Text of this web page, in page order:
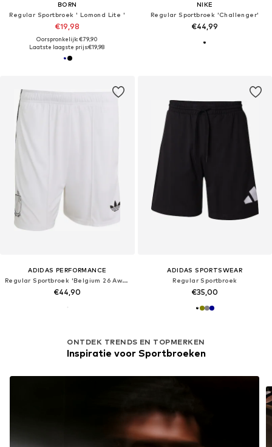
BORN
Regular Sportbroek ' Lomond Lite '
€19,98
Oorspronkelijk: €79,90
Laatste laagste prijs:€19,98
NIKE
Regular Sportbroek 'Challenger'
€44,99
ADIDAS PERFORMANCE
Regular Sportbroek 'Belgium 26 Away'
€44,90
ADIDAS SPORTSWEAR
Regular Sportbroek
€35,00
ONTDEK TRENDS EN TOPMERKEN
Inspiratie voor Sportbroeken